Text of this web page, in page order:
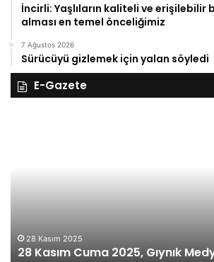
İncirli: Yaşlıların kaliteli ve erişilebilir
alması en temel önceliğimiz
7 Ağustos 2026
Sürücüyü gizlemek için yalan söyledi
E-Gazete
27 Kasım Perşembe 2025,
manşetleri